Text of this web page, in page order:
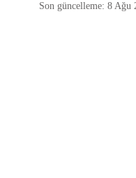
Son güncelleme: 8 Ağu